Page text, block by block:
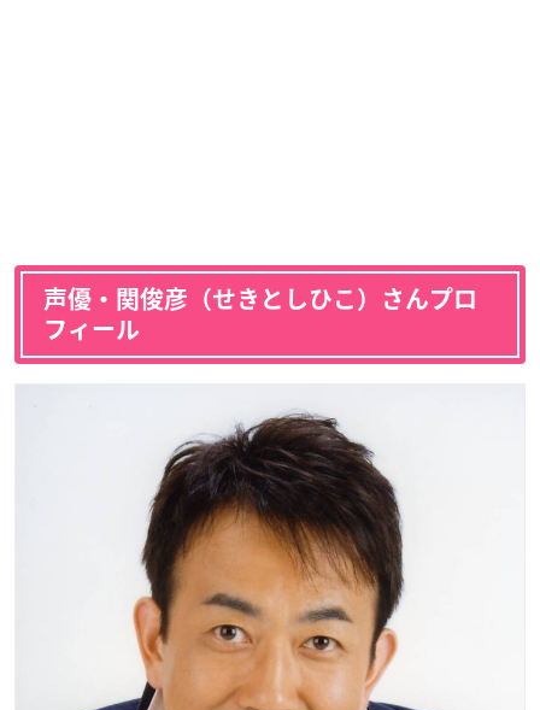
声優・関俊彦（せきとしひこ）さんプロ
フィール